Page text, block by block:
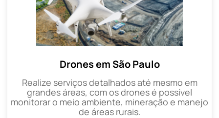
Drones em São Paulo
Realize serviços detalhados até mesmo em
grandes áreas, com os drones é possível
monitorar o meio ambiente, mineração e manejo
de áreas rurais.